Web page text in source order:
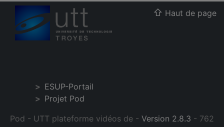
Haut de page
ESUP-Portail
Projet Pod
Pod - UTT plateforme vidéos de - Version 2.8.3 - 762